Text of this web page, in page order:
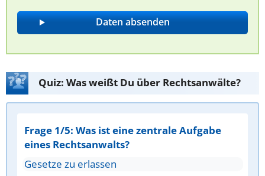
Quiz: Was weißt Du über Rechtsanwälte?
Frage 1/5: Was ist eine zentrale Aufgabe
eines Rechtsanwalts?
Gesetze zu erlassen